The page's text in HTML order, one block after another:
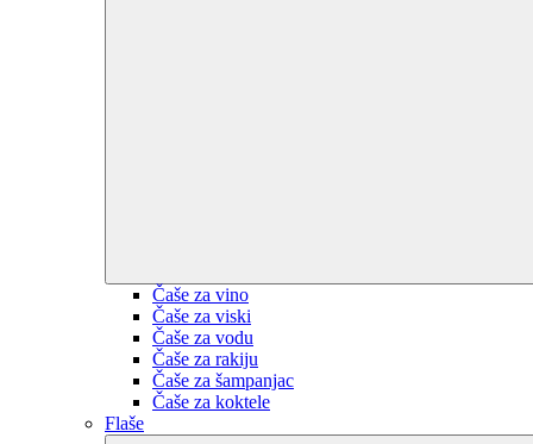
Čaše za vino
Čaše za viski
Čaše za vodu
Čaše za rakiju
Čaše za šampanjac
Čaše za koktele
Flaše